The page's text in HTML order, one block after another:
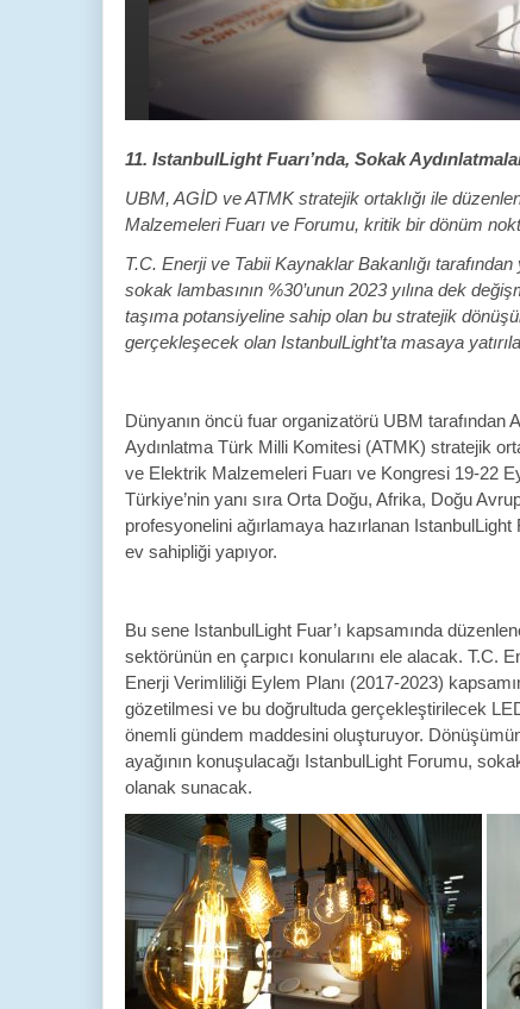
11. IstanbulLight Fuarı’nda, Sokak
UBM, AGİD ve ATMK stratejik ortaklığı ile
Malzemeleri Fuarı ve Forumu, kritik bir dönüm
T.C. Enerji ve Tabii Kaynaklar Bakanlığı
sokak lambasının %30’unun 2023 yılına dek
taşıma potansiyeline sahip olan bu stratejik
gerçekleşecek olan IstanbulLight’ta masaya
Dünyanın öncü fuar organizatörü UBM tarafından
Aydınlatma Türk Milli Komitesi (ATMK) stratejik
ve Elektrik Malzemeleri Fuarı ve Kongresi 19-22
Türkiye’nin yanı sıra Orta Doğu, Afrika, Doğu
profesyonelini ağırlamaya hazırlanan
ev sahipliği yapıyor.
Bu sene IstanbulLight Fuar’ı kapsamında
sektörünün en çarpıcı konularını ele alacak. T.C.
Enerji Verimliliği Eylem Planı (2017-2023)
gözetilmesi ve bu doğrultuda gerçekleştirilecek
önemli gündem maddesini oluşturuyor.
ayağının konuşulacağı IstanbulLight Forumu,
olanak sunacak.